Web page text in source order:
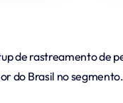
de rastreamento de
do Brasil no segmento.